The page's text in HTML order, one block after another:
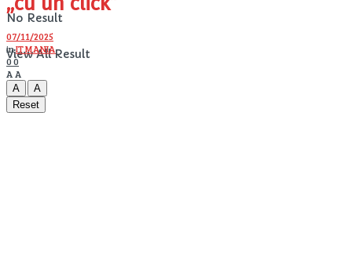
No Result
View All Result
07/11/2025
inIT MANIA
00
A A
A
A
Reset